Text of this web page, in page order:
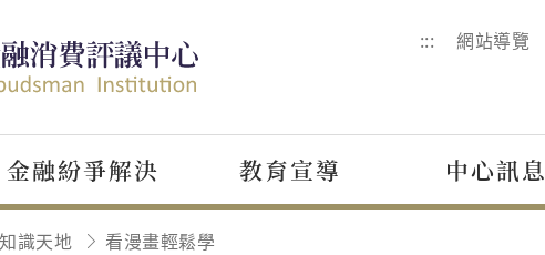
::: 網站導覽
金融紛爭解決 教育宣導 中心訊息
識天地 看漫畫輕鬆學